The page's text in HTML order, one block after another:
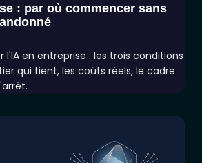
: par où commencer sans
en entreprise : les trois conditions
qui tient, les coûts réels, le cadre